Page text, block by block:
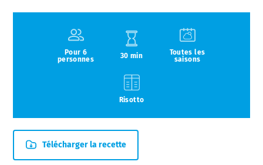
Pour 6
personnes
30 min
Toutes les
saisons
Risotto
Télécharger la recette